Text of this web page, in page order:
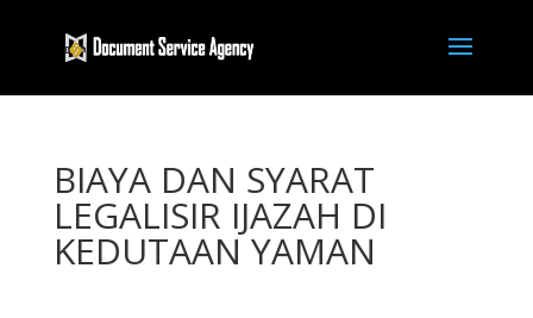
BIAYA DAN SYARAT
LEGALISIR IJAZAH DI
KEDUTAAN YAMAN